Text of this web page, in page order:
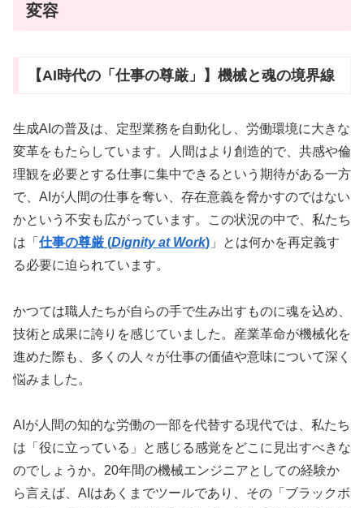
変容
【AI時代の「仕事の尊厳」】機械と魂の境界線
生成AIの普及は、定型業務を自動化し、労働環境に大きな
変革をもたらしています。人間はより創造的で、共感や倫
理観を必要とする仕事に集中できるという期待がある一方
で、AIが人間の仕事を奪い、存在意義を脅かすのではない
かという不安も広がっています。この状況の中で、私たち
は「 仕事の尊厳 (Dignity at Work) 」とは何かを再定義す
る必要に迫られています。
かつては職人たちが自らの手で生み出すものに魂を込め、
技術と成果に誇りを感じていました。産業革命が機械化を
進めた際も、多くの人々が仕事の価値や意味について深く
悩みました。
AIが人間の知的な労働の一部を代替する現代では、私たち
は「役に立っている」と感じる感覚をどこに見出すべきな
のでしょうか。20年間の機械エンジニアとしての経験か
ら言えば、AIはあくまでツールであり、その「ブラックボ